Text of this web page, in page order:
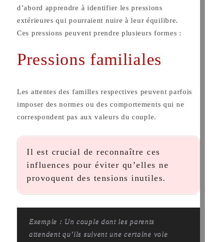
d’abord apprendre à identifier les pressions
extérieures qui pourraient nuire à leur équilibre.
Ces pressions peuvent prendre plusieurs formes :
Pressions familiales
Les attentes des familles respectives peuvent parfois
imposer des normes ou des comportements qui ne
correspondent pas aux valeurs du couple.
Il est crucial de reconnaître ces
influences pour éviter qu’elles ne
provoquent des tensions inutiles.
Exemple : Un couple dont les parents
attendent qu’ils suivent une certaine voie